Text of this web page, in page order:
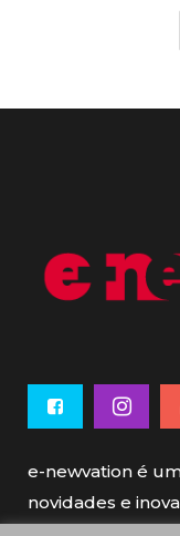
e-newvation é
novidades e